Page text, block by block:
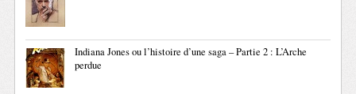
Indiana Jones ou l’histoire d’une saga – Partie 2 : L’Arche
perdue